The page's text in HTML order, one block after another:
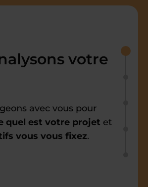
votre
avec vous pour
quel est votre projet et
vous vous fixez.